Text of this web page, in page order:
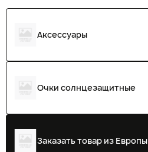
Аксессуары
Очки солнцезащитные
Заказать товар из Европы